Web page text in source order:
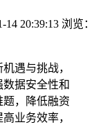
14 20:39:13 浏览：
遇与挑战，
据安全性和
，降低融资
业务效率，